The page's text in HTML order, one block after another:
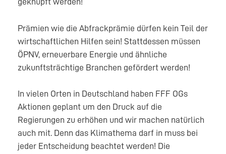
Prämien wie die Abfrackprämie dürfen kein Teil der
wirtschaftlichen Hilfen sein! Stattdessen müssen
ÖPNV, erneuerbare Energie und ähnliche
zukunftsträchtige Branchen gefördert werden!
In vielen Orten in Deutschland haben FFF OGs
Aktionen geplant um den Druck auf die
Regierungen zu erhöhen und wir machen natürlich
auch mit. Denn das Klimathema darf in muss bei
jeder Entscheidung beachtet werden! Die